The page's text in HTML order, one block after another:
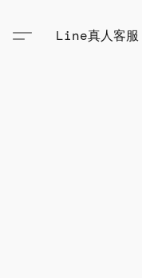
Line真人客服